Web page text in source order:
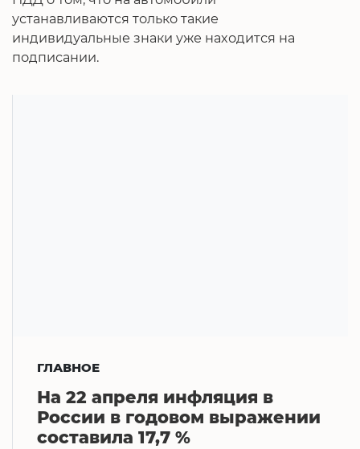
устанавливаются только такие
индивидуальные знаки уже находится на
подписании.
ГЛАВНОЕ
На 22 апреля инфляция в
России в годовом выражении
составила 17,7 %